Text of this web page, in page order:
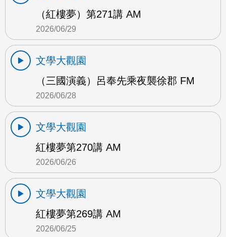
（紅樓夢）第271講 AM
2026/06/29
文學大觀園
（三國演義）呂奉先乘夜襲徐郡 FM
2026/06/28
文學大觀園
紅樓夢第270講 AM
2026/06/26
文學大觀園
紅樓夢第269講 AM
2026/06/25